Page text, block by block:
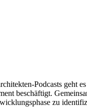
Podcasts geht
beschäftigt.
zu